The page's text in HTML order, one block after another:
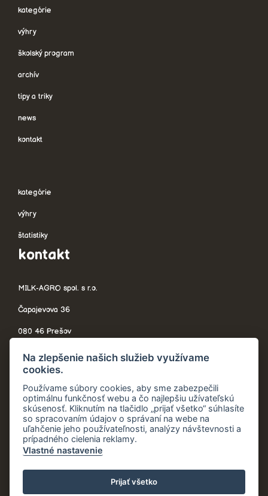
kategórie
výhry
školský program
archív
tipy a triky
news
kontakt
kategórie
výhry
štatistiky
kontakt
MILK-AGRO spol. s r.o.
Čapajevova 36
080 46 Prešov
Slovensko
telefón:+421 908 705 544
recyklujavyhraj@milkagro.sk
© 2020 – 2026 Milk-Agro spol. s.r.o. |Ochrana osobných údajov
|
Na zlepšenie našich služieb využívame
cookies.
Používame súbory cookies, aby sme zabezpečili
optimálnu funkčnosť webu a čo najlepšiu užívateľskú
skúsenosť. Kliknutím na tlačidlo „prijať všetko“ súhlasíte
so spracovaním údajov o správaní na webe na
uľahčenie jeho používateľnosti, analýzy návštevnosti a
prípadného cielenia reklamy.
Vlastné nastavenie
Prijať všetko